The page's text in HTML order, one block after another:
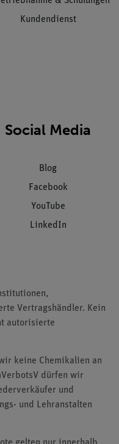
Kundendienst
Social Media
Blog
Facebook
YouTube
LinkedIn
Vertragshändler. Kein
autorisierte
keine Chemikalien an
dürfen wir
und
und Lehranstalten